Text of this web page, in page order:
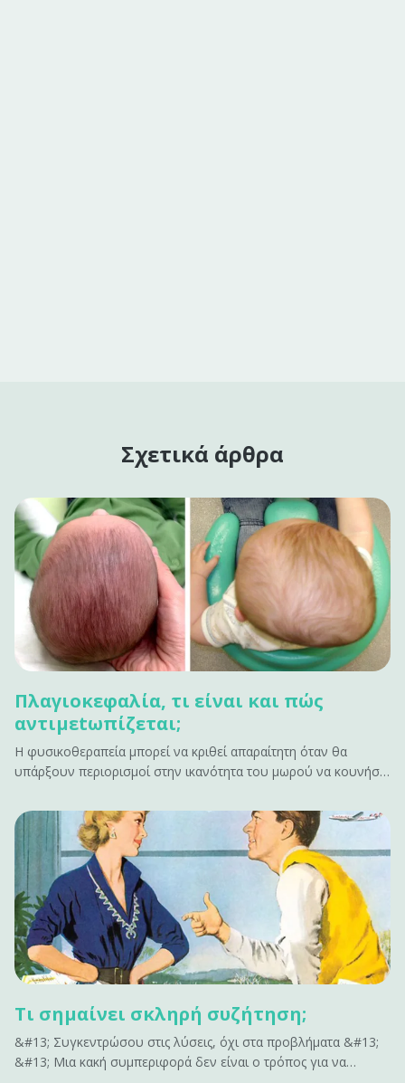
Σχετικά άρθρα
Πλαγιοκεφαλία, τι είναι και πώς
αντιμεtωπίζεται;
Η φυσικοθεραπεία μπορεί να κριθεί απαραίτητη όταν θα
υπάρξουν περιορισμοί στην ικανότητα του μωρού να κουνήσει
σύσπασης.&#13; &#13; Τι είναι η πλαγιοκεφαλία;&#13; Η
πλαγιοκεφoλία είναι η ασύμμετρη θέση των οστών του
κρανίου στο βρέφος.&hellip;
Τι σημαίνει σκληρή συζήτηση;
&#13; Συγκεντρώσου στις λύσεις, όχι στα προβλήματα &#13;
&#13; Μια κακή συμπεριφορά δεν είναι ο τρόπος για να